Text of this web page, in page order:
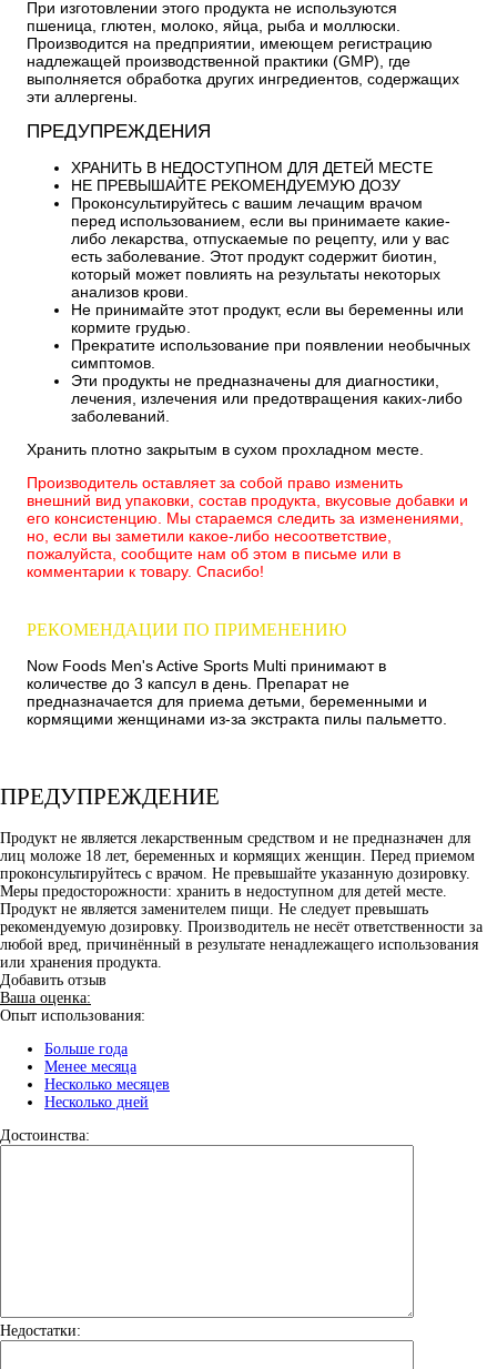
При изготовлении этого продукта не используются
пшеница, глютен, молоко, яйца, рыба и моллюски.
Производится на предприятии, имеющем регистрацию
надлежащей производственной практики (GMP), где
выполняется обработка других ингредиентов, содержащих
эти аллергены.
ПРЕДУПРЕЖДЕНИЯ
ХРАНИТЬ В НЕДОСТУПНОМ ДЛЯ ДЕТЕЙ МЕСТЕ
НЕ ПРЕВЫШАЙТЕ РЕКОМЕНДУЕМУЮ ДОЗУ
Проконсультируйтесь с вашим лечащим врачом
перед использованием, если вы принимаете какие-
либо лекарства, отпускаемые по рецепту, или у вас
есть заболевание. Этот продукт содержит биотин,
который может повлиять на результаты некоторых
анализов крови.
Не принимайте этот продукт, если вы беременны или
кормите грудью.
Прекратите использование при появлении необычных
симптомов.
Эти продукты не предназначены для диагностики,
лечения, излечения или предотвращения каких-либо
заболеваний.
Хранить плотно закрытым в сухом прохладном месте.
Производитель оставляет за собой право изменить
внешний вид упаковки, состав продукта, вкусовые добавки и
его консистенцию. Мы стараемся следить за изменениями,
но, если вы заметили какое-либо несоответствие,
пожалуйста, сообщите нам об этом в письме или в
комментарии к товару. Спасибо!
РЕКОМЕНДАЦИИ ПО ПРИМЕНЕНИЮ
Now Foods Men's Active Sports Multi принимают в
количестве до 3 капсул в день. Препарат не
предназначается для приема детьми, беременными и
кормящими женщинами из-за экстракта пилы пальметто.
ПРЕДУПРЕЖДЕНИЕ
Продукт не является лекарственным средством и не предназначен для
лиц моложе 18 лет, беременных и кормящих женщин. Перед приемом
проконсультируйтесь с врачом. Не превышайте указанную дозировку.
Меры предосторожности: хранить в недоступном для детей месте.
Продукт не является заменителем пищи. Не следует превышать
рекомендуемую дозировку. Производитель не несёт ответственности за
любой вред, причинённый в результате ненадлежащего использования
или хранения продукта.
Добавить отзыв
Ваша оценка:
Опыт использования:
Больше года
Менее месяца
Несколько месяцев
Несколько дней
Достоинства:
Недостатки: